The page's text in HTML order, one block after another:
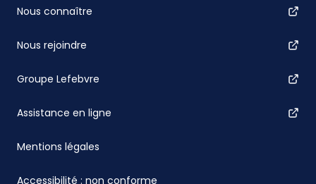
Nous connaître
Nous rejoindre
Groupe Lefebvre
Assistance en ligne
Mentions légales
Accessibilité : non conforme